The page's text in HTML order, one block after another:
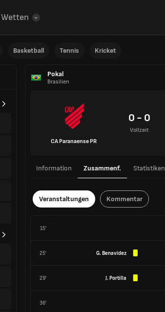
Wetten
Basketball Tennis Kricket
Pokal
Brasilien
CA Paranaense PR
0 - 0
Vollzeit
Information Zusammenf. Statistiken
Veranstaltungen Kommentar
15'
25' G. Benavidez
29' J. Portilla
36'